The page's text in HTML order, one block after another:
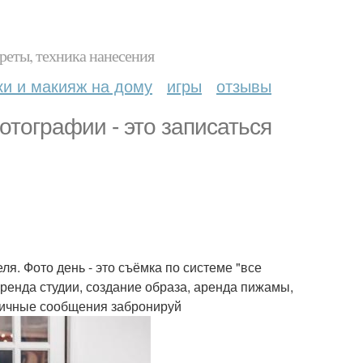
техника нанесения
и макияж на дому игры отзывы
- это записаться
Фото день - это съёмка по системе "все
студии, создание образа, аренда пижамы,
сообщения забронируй